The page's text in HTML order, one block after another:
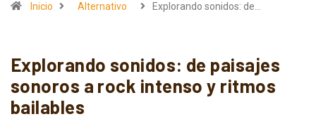
Inicio Alternativo Explorando sonidos: de…
Explorando sonidos: de paisajes
sonoros a rock intenso y ritmos
bailables